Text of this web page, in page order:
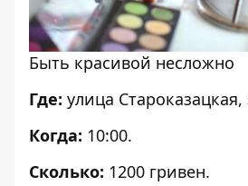
Быть красивой несложно
Где: улица Староказацкая,
Когда: 10:00.
Сколько: 1200 гривен.